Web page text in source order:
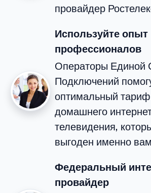
провайдер
Используйте опыт
профессионалов
Операторы Единой
Подключений
оптимальный
домашнего
телевидения,
выгоден именно
Федеральный
провайдер